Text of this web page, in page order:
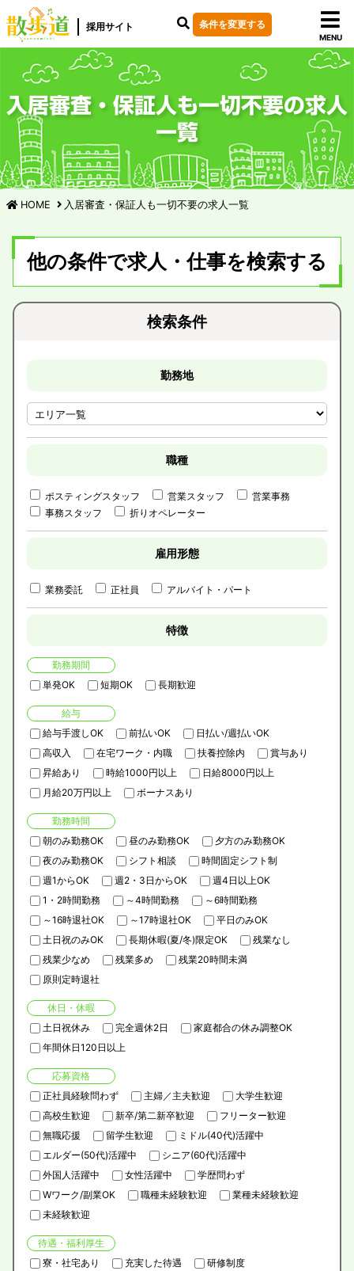
採用サイト 条件を変更する
MENU
入居審査・保証人も一切不要の求人
一覧
HOME 入居審査・保証人も一切不要の求人一覧
他の条件で求人・仕事を検索する
検索条件
勤務地
職種
ポスティングスタッフ 営業スタッフ
営業事務
事務スタッフ
折りオペレーター
雇用形態
業務委託 正社員 アルバイト・パート
特徴
勤務期間
単発OK
短期OK 長期歓迎
給与
給与手渡しOK
前払いOK
日払い/週払いOK
高収入
在宅ワーク・内職 扶養控除内
賞与あり
昇給あり
時給1000円以上
日給8000円以上
月給20万円以上
ボーナスあり
勤務時間
朝のみ勤務OK
昼のみ勤務OK
夕方のみ勤務OK
夜のみ勤務OK
シフト相談
時間固定シフト制
週1からOK
週2・3日からOK
週4日以上OK
1・2時間勤務
～4時間勤務
～6時間勤務
～16時退社OK
～17時退社OK
平日のみOK
土日祝のみOK
長期休暇(夏/冬)限定OK
残業なし
残業少なめ
残業多め
残業20時間未満
原則定時退社
休日・休暇
土日祝休み
完全週休2日
家庭都合の休み調整OK
年間休日120日以上
応募資格
正社員経験問わず
主婦／主夫歓迎
大学生歓迎
高校生歓迎
新卒/第二新卒歓迎
フリーター歓迎
無職応援
留学生歓迎
ミドル(40代)活躍中
エルダー(50代)活躍中
シニア(60代)活躍中
外国人活躍中
女性活躍中
学歴問わず
Wワーク/副業OK
職種未経験歓迎
業種未経験歓迎
未経験歓迎
待遇・福利厚生
寮・社宅あり
充実した待遇
研修制度